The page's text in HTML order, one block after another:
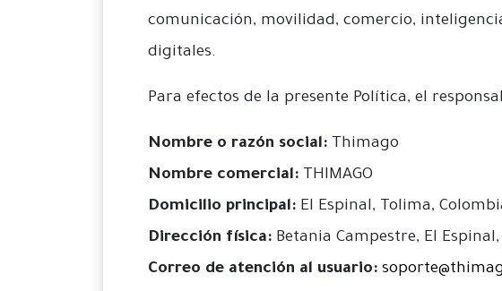
comunicación, movilidad, comercio,
digitales.
Para efectos de la presente Política, el
Nombre o razón social: Thimago
Nombre comercial: THIMAGO
Domicilio principal: El Espinal, Tolima,
Dirección física: Betania Campestre, El
Correo de atención al usuario: